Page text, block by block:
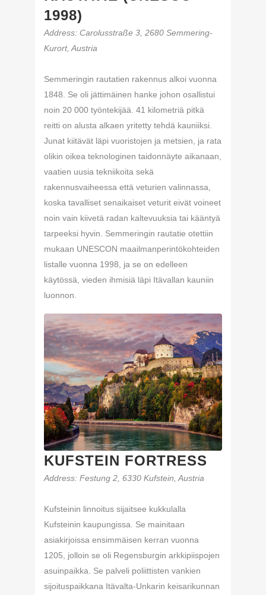
1998)
Address: Carolusstraße 3, 2680 Semmering-
Kurort, Austria
Semmeringin rautatien rakennus alkoi vuonna
1848. Se oli jättimäinen hanke johon osallistui
noin 20 000 työntekijää. 41 kilometriä pitkä
reitti on alusta alkaen yritetty tehdä kauniiksi.
Junat kiitävät läpi vuoristojen ja metsien, ja rata
olikin oikea teknologinen taidonnäyte aikanaan,
vaatien uusia tekniikoita sekä
rakennusvaiheessa että veturien valinnassa,
koska tavalliset senaikaiset veturit eivät voineet
noin vain kiivetä radan kaltevuuksia tai kääntyä
tarpeeksi hyvin. Semmeringin rautatie otettiin
mukaan UNESCON maailmanperintökohteiden
listalle vuonna 1998, ja se on edelleen
käytössä, vieden ihmisiä läpi Itävallan kauniin
luonnon.
KUFSTEIN FORTRESS
Address: Festung 2, 6330 Kufstein, Austria
Kufsteinin linnoitus sijaitsee kukkulalla
Kufsteinin kaupungissa. Se mainitaan
asiakirjoissa ensimmäisen kerran vuonna
1205, jolloin se oli Regensburgin arkkipiispojen
asuinpaikka. Se palveli poliittisten vankien
sijoituspaikkana Itävalta-Unkarin keisarikunnan